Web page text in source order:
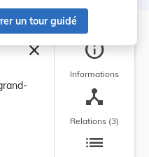
un tour guidé
closeFermer la barre
info
Informations
device_hub
Relations (3)
list